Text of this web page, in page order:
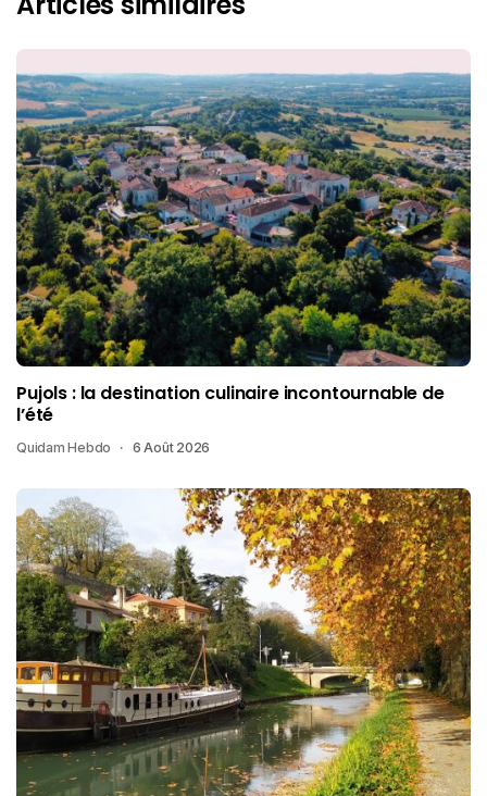
Pujols : la destination culinaire incontournable de
l’été
Quidam Hebdo 6 Août 2026